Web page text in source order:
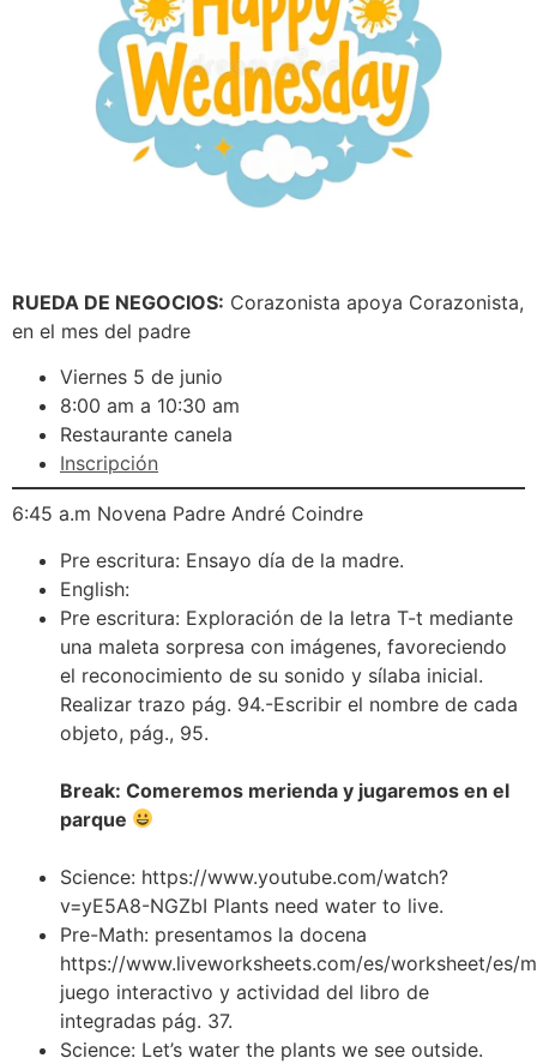
RUEDA DE NEGOCIOS: Corazonista apoya Corazonista,
en el mes del padre
Viernes 5 de junio
8:00 am a 10:30 am
Restaurante canela
Inscripción
6:45 a.m Novena Padre André Coindre
Pre escritura: Ensayo día de la madre.
English:
Pre escritura: Exploración de la letra T-t mediante
una maleta sorpresa con imágenes, favoreciendo
el reconocimiento de su sonido y sílaba inicial.
Realizar trazo pág. 94.-Escribir el nombre de cada
objeto, pág., 95.
Break: Comeremos merienda y jugaremos en el
parque
Science: https://www.youtube.com/watch?
v=yE5A8-NGZbI Plants need water to live.
Pre-Math: presentamos la docena
https://www.liveworksheets.com/es/worksheet/es/
juego interactivo y actividad del libro de
integradas pág. 37.
Science: Let’s water the plants we see outside.